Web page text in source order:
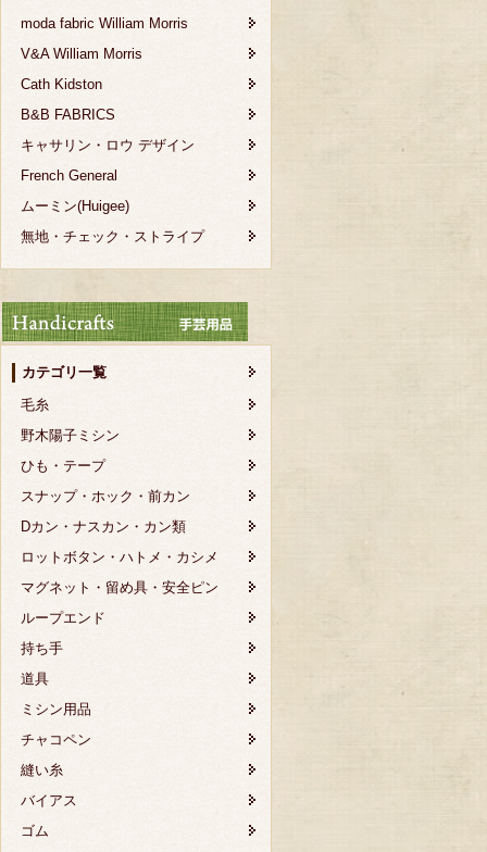
moda fabric William Morris
V&A William Morris
Cath Kidston
B&B FABRICS
キャサリン・ロウ デザイン
French General
ムーミン(Huigee)
無地・チェック・ストライプ
カテゴリ一覧
毛糸
野木陽子ミシン
ひも・テープ
スナップ・ホック・前カン
Dカン・ナスカン・カン類
ロットボタン・ハトメ・カシメ
マグネット・留め具・安全ピン
ループエンド
持ち手
道具
ミシン用品
チャコペン
縫い糸
バイアス
ゴム